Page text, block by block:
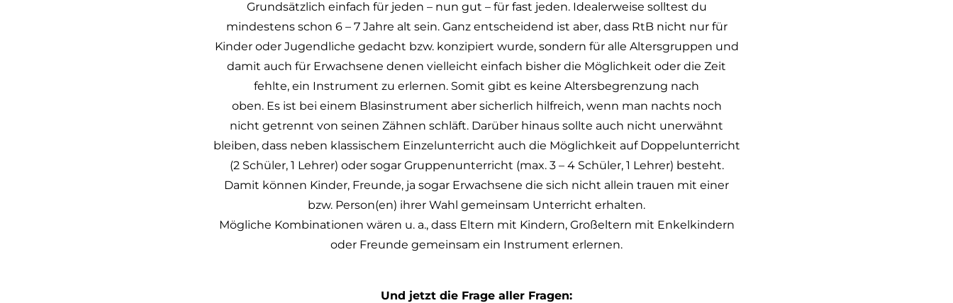
Grundsätzlich einfach für jeden – nun gut – für fast jeden. Idealerweise solltest du
mindestens schon 6 – 7 Jahre alt sein. Ganz entscheidend ist aber, dass RtB nicht nur für
Kinder oder Jugendliche gedacht bzw. konzipiert wurde, sondern für alle Altersgruppen und
damit auch für Erwachsene denen vielleicht einfach bisher die Möglichkeit oder die Zeit
fehlte, ein Instrument zu erlernen. Somit gibt es keine Altersbegrenzung nach
oben. Es ist bei einem Blasinstrument aber sicherlich hilfreich, wenn man nachts noch
nicht getrennt von seinen Zähnen schläft. Darüber hinaus sollte auch nicht unerwähnt
bleiben, dass neben klassischem Einzelunterricht auch die Möglichkeit auf Doppelunterricht
(2 Schüler, 1 Lehrer) oder sogar Gruppenunterricht (max. 3 – 4 Schüler, 1 Lehrer) besteht.
Damit können Kinder, Freunde, ja sogar Erwachsene die sich nicht allein trauen mit einer
bzw. Person(en) ihrer Wahl gemeinsam Unterricht erhalten.
Mögliche Kombinationen wären u. a., dass Eltern mit Kindern, Großeltern mit Enkelkindern
oder Freunde gemeinsam ein Instrument erlernen.
Und jetzt die Frage aller Fragen: